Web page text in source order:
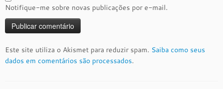
Notifique-me sobre novas publicações por e-mail.
Este site utiliza o Akismet para reduzir spam. Saiba como seus
dados em comentários são processados.